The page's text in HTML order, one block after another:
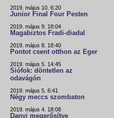
2019. május 10. 6:20
Junior Final Four Pesten
2019. május 9. 18:04
Magabiztos Fradi-diadal
2019. május 8. 18:40
Pontot csent otthon az Eger
2019. május 5. 14:45
Siófok: döntetlen az
odavágón
2019. május 5. 6:41
Négy meccs szombaton
2019. május 4. 18:08
Danyi megerősítve